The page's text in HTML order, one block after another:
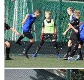
KLÄDBESTÄLLNING
SPONSORER
KLUBBMAGASIN